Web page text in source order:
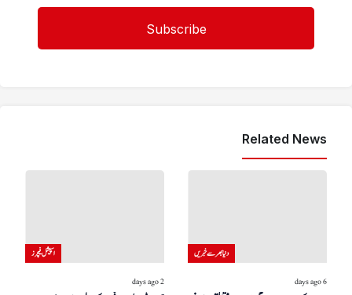
Related News
اسپیشل فیچرز
2 days ago
دنیا بھر سے خبریں
6 days ago